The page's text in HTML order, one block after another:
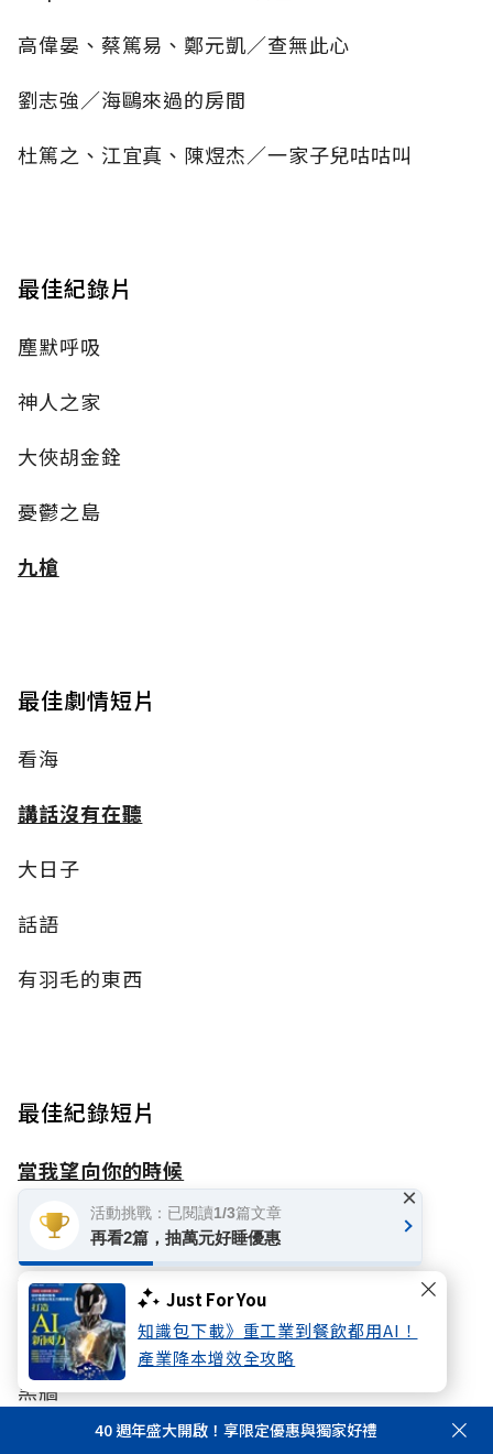
Just For You
知識包下載》重工業到餐飲都用AI！
產業降本增效全攻略
高偉晏、蔡篤易、鄭元凱／查無此心
劉志強／海鷗來過的房間
杜篤之、江宜真、陳煜杰／一家子兒咕咕叫
最佳紀錄片
塵默呼吸
神人之家
大俠胡金銓
憂鬱之島
九槍
最佳劇情短片
看海
講話沒有在聽
大日子
話語
有羽毛的東西
最佳紀錄短片
當我望向你的時候
打光
一邊星星 一邊海浪
庭中有奇樹
黑牆
40 週年盛大開啟！享限定優惠與獨家好禮
活動挑戰：已閱讀1/3篇文章
再看2篇，抽萬元好睡優惠
×